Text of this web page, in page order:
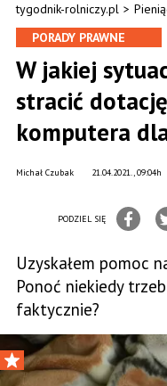
tygodnik-rolniczy.pl >
PORADY PRAWNE
W jakiej
stracić
komputera
21.04.2021., 09:04h
Michał Czubak
PODZIEL SIĘ
Uzyskałem pomoc
Ponoć niekiedy
faktycznie?